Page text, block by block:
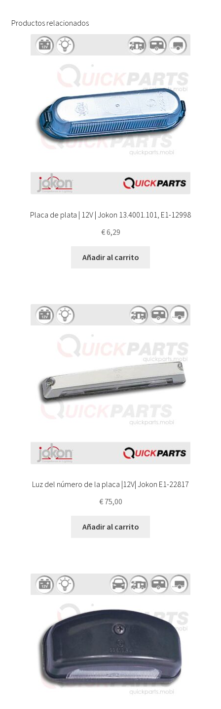
Productos relacionados
Placa de plata | 12V | Jokon 13.4001.101, E1-12998
€6,29
Añadir al carrito
Luz del número de la placa |12V| Jokon E1-22817
€75,00
Añadir al carrito